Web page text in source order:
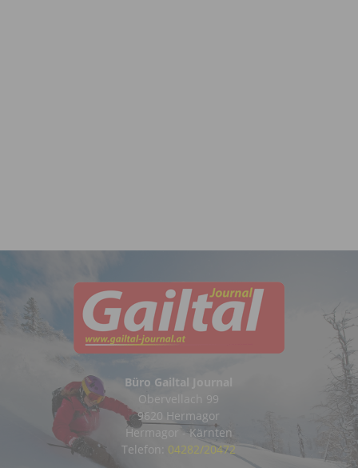
Büro Gailtal Journal
Obervellach 99
9620 Hermagor
Hermagor - Kärnten
Telefon: 04282/20472